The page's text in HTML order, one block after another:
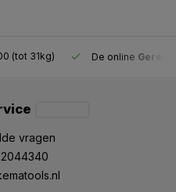
(tot 31kg) De online
vragen